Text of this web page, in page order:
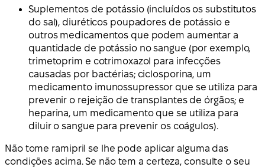
Suplementos de potássio (incluídos os substitutos
do sal), diuréticos poupadores de potássio e
outros medicamentos que podem aumentar a
quantidade de potássio no sangue (por exemplo,
trimetoprim e cotrimoxazol para infecções
causadas por bactérias; ciclosporina, um
medicamento imunossupressor que se utiliza para
prevenir o rejeição de transplantes de órgãos; e
heparina, um medicamento que se utiliza para
diluir o sangue para prevenir os coágulos).
Não tome ramipril se lhe pode aplicar alguma das
condições acima. Se não tem a certeza, consulte o seu